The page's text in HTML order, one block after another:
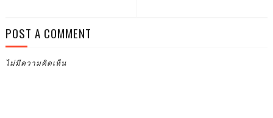
POST A COMMENT
ไม่มีความคิดเห็น